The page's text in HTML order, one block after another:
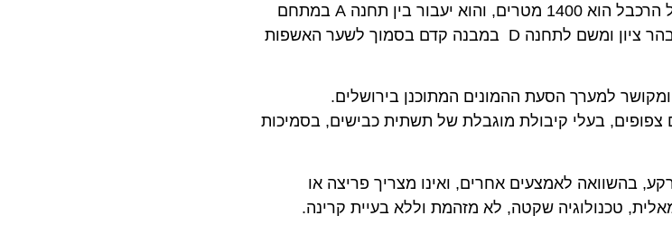
הרכבל ינגיש אתרים בעלי חשיבות לאומית תיירותית. אורך המסלול המתוכנן של הרכבל הוא 1400 מטרים, והוא יעבור בין תחנה A במתחם
התחנה שבמושבה הגרמנית, דרך תחנה תפעולית B בגן מיחא, משם לתחנה C בהר ציון ומשם לתחנה D במבנה קדם בסמוך לשער האשפות
נוסעים בשעת שיא לכיוון ומקושר למערך הסעת ההמונים המתוכנן בירושלים.
בעלי קיבולת מוגבלת של תשתית כבישים, בסמיכות
לאמצעים אחרים, ואינו מצריך פריצה או
טכנולוגיה שקטה, לא מזהמת וללא בעיית קרינה.